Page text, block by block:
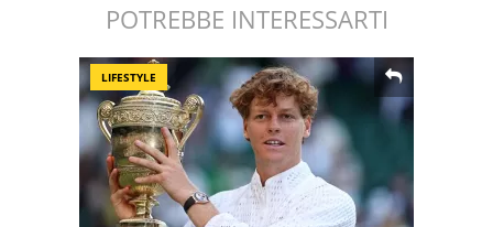
POTREBBE INTERESSARTI
LIFESTYLE